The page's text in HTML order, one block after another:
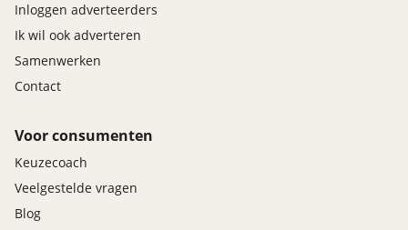
Inloggen adverteerders
Ik wil ook adverteren
Samenwerken
Contact
Voor consumenten
Keuzecoach
Veelgestelde vragen
Blog